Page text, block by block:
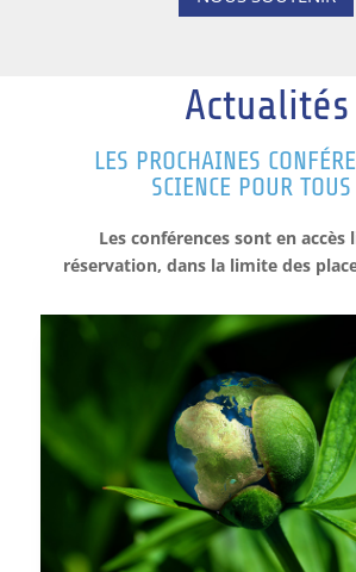
Actualités
LES PROCHAINES
SCIENCE POUR
Les conférences sont en accès
réservation, dans la limite des